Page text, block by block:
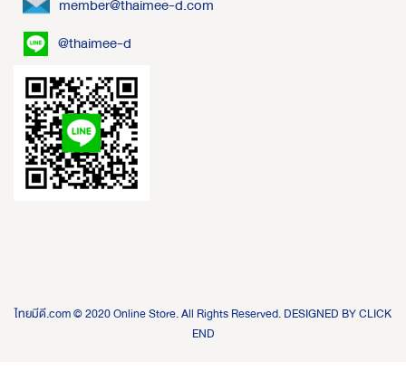
member@thaimee-d.com
@thaimee-d
ไทยมีดี.com © 2020 Online Store. All Rights Reserved. DESIGNED BYCLICK
END